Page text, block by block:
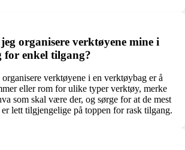
organisere verktøyene mine i
for enkel tilgang?
verktøyene i en verktøybag er å
eller rom for ulike typer verktøy, merke
som skal være der, og sørge for at de mest
lett tilgjengelige på toppen for rask tilgang.